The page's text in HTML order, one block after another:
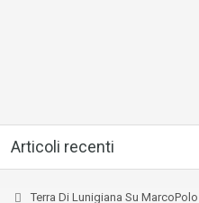
Articoli recenti
Terra Di Lunigiana Su